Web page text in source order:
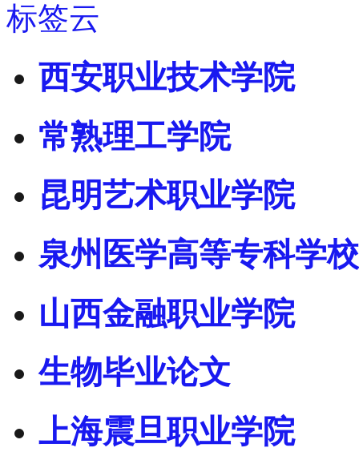
标签云
西安职业技术学院
常熟理工学院
昆明艺术职业学院
泉州医学高等专科学校
山西金融职业学院
生物毕业论文
上海震旦职业学院